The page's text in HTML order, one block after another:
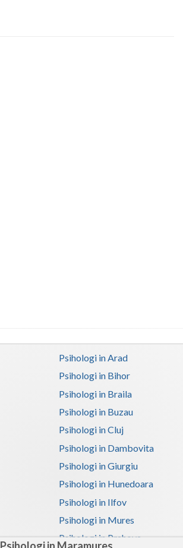
Psihologi in Arad
Psihologi in Bihor
Psihologi in Braila
Psihologi in Buzau
Psihologi in Cluj
Psihologi in Dambovita
Psihologi in Giurgiu
Psihologi in Hunedoara
Psihologi in Ilfov
Psihologi in Mures
Psihologi in Prahova